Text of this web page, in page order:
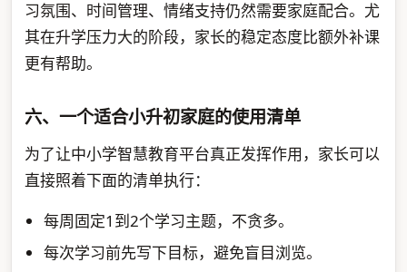
习氛围、时间管理、情绪支持仍然需要家庭配合。尤
其在升学压力大的阶段，家长的稳定态度比额外补课
更有帮助。
六、一个适合小升初家庭的使用清单
为了让中小学智慧教育平台真正发挥作用，家长可以
直接照着下面的清单执行：
每周固定1到2个学习主题，不贪多。
每次学习前先写下目标，避免盲目浏览。